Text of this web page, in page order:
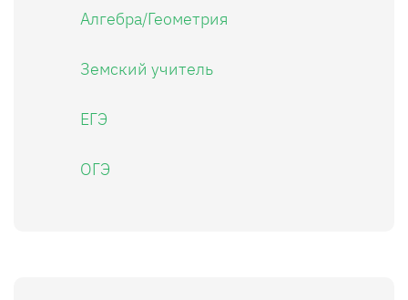
Алгебра/Геометрия
Земский учитель
ЕГЭ
ОГЭ